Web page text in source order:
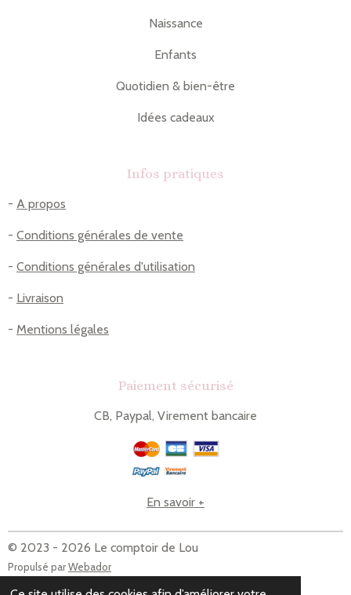
Naissance
Enfants
Quotidien & bien-être
Idées cadeaux
Infos pratiques
- A propos
- Conditions générales de vente
- Conditions générales d'utilisation
- Livraison
- Mentions légales
Paiement sécurisé
CB, Paypal, Virement bancaire
En savoir +
© 2023 - 2026 Le comptoir de Lou
Propulsé parWebador